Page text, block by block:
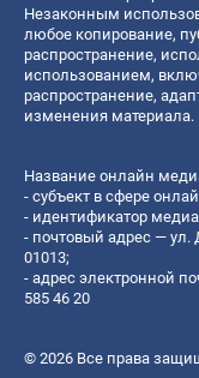
Незаконным
любое копирование,
распространение,
использованием,
распространение,
изменения материала.
Название онлайн
- субъект в сфере
- идентификатор
- почтовый адрес — ул.
01013;
- адрес электронной
585 46 20
© 2026 Все права